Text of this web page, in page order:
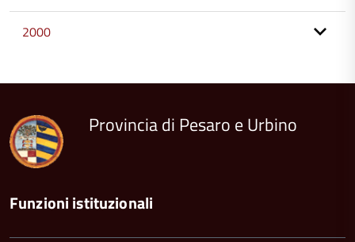
2000
del
Provincia di Pesaro e Urbino
Funzioni istituzionali